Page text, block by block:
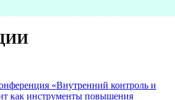
«Внутренний контроль и
как инструменты повышения